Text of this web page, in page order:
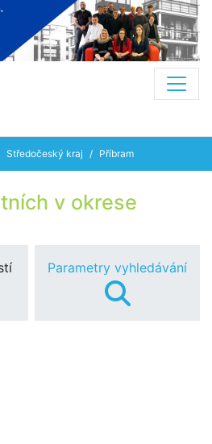
Středočeský kraj Příbram
v okrese
Parametry vyhledávání